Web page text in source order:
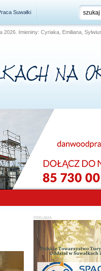
Suwałki
2026. Imieniny: Cyriaka, Emiliana,